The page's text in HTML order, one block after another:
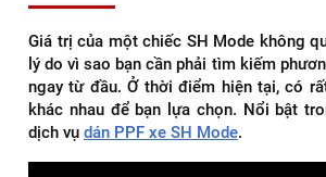
Giá trị của một chiếc SH Mode không
lý do vì sao bạn cần phải tìm kiếm
ngay từ đầu. Ở thời điểm hiện tại, có
khác nhau để bạn lựa chọn. Nổi bật
dịch vụ dán PPF xe SH Mode.